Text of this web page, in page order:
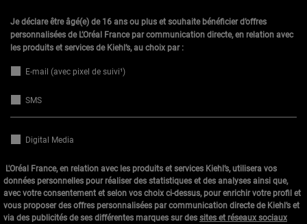
Je déclare être âgé(e) de 16 ans ou plus et souhaite bénéficier d’offres
personnalisées de L’Oréal France par communication directe, en relation avec
les produits et services de Kiehl’s, au choix par :
E-mail (avec pixel de suivi¹)
SMS
Digital Media
L'Oréal France, en relation avec les produits et services Kiehl’s, utilisera vos
données personnelles pour réaliser des statistiques et des analyses ainsi que,
avec votre consentement et selon vos choix ci-dessus, pour enrichir votre profil et
vous proposer des offres personnalisées par communication directe de Kiehl’s et
via des publicités de ses différentes marques sur des sites et réseaux sociaux